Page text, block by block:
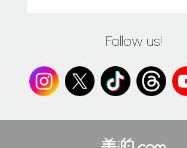
Follow us!